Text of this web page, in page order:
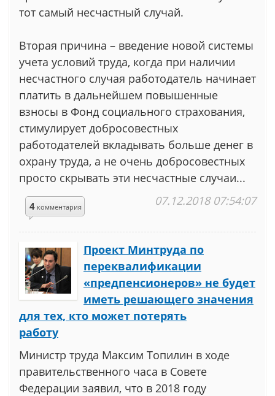
тот самый несчастный случай.
Вторая причина – введение новой системы
учета условий труда, когда при наличии
несчастного случая работодатель начинает
платить в дальнейшем повышенные
взносы в Фонд социального страхования,
стимулирует добросовестных
работодателей вкладывать больше денег в
охрану труда, а не очень добросовестных
просто скрывать эти несчастные случаи...
4 комментария 07.12.2018 07:54:07
Проект Минтруда по
переквалификации
«предпенсионеров» не будет
иметь решающего значения
для тех, кто может потерять
работу
Министр труда Максим Топилин в ходе
правительственного часа в Совете
Федерации заявил, что в 2018 году